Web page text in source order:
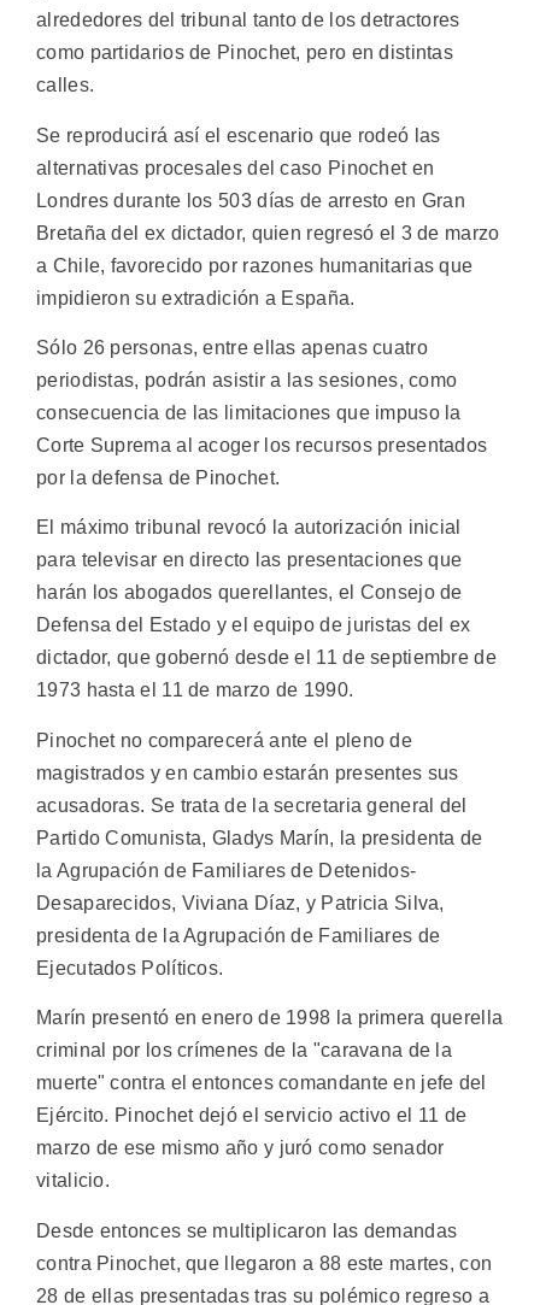
alrededores del tribunal tanto de los detractores
como partidarios de Pinochet, pero en distintas
calles.
Se reproducirá así el escenario que rodeó las
alternativas procesales del caso Pinochet en
Londres durante los 503 días de arresto en Gran
Bretaña del ex dictador, quien regresó el 3 de marzo
a Chile, favorecido por razones humanitarias que
impidieron su extradición a España.
Sólo 26 personas, entre ellas apenas cuatro
periodistas, podrán asistir a las sesiones, como
consecuencia de las limitaciones que impuso la
Corte Suprema al acoger los recursos presentados
por la defensa de Pinochet.
El máximo tribunal revocó la autorización inicial
para televisar en directo las presentaciones que
harán los abogados querellantes, el Consejo de
Defensa del Estado y el equipo de juristas del ex
dictador, que gobernó desde el 11 de septiembre de
1973 hasta el 11 de marzo de 1990.
Pinochet no comparecerá ante el pleno de
magistrados y en cambio estarán presentes sus
acusadoras. Se trata de la secretaria general del
Partido Comunista, Gladys Marín, la presidenta de
la Agrupación de Familiares de Detenidos-
Desaparecidos, Viviana Díaz, y Patricia Silva,
presidenta de la Agrupación de Familiares de
Ejecutados Políticos.
Marín presentó en enero de 1998 la primera querella
criminal por los crímenes de la "caravana de la
muerte" contra el entonces comandante en jefe del
Ejército. Pinochet dejó el servicio activo el 11 de
marzo de ese mismo año y juró como senador
vitalicio.
Desde entonces se multiplicaron las demandas
contra Pinochet, que llegaron a 88 este martes, con
28 de ellas presentadas tras su polémico regreso a